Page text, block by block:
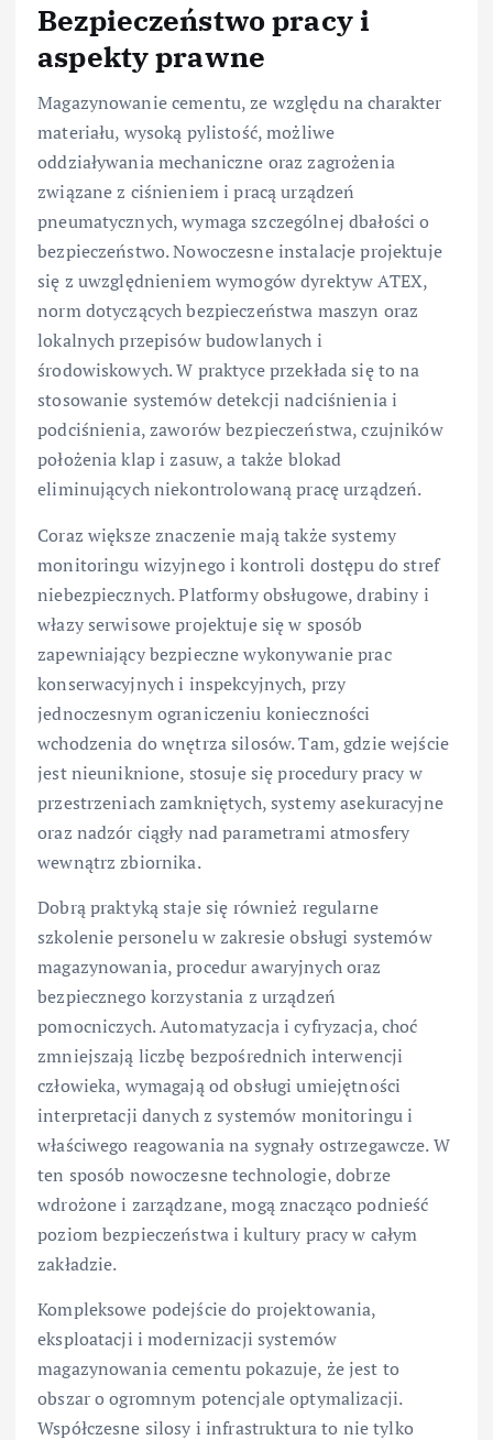
Bezpieczeństwo pracy i
aspekty prawne
Magazynowanie cementu, ze względu na charakter
materiału, wysoką pylistość, możliwe
oddziaływania mechaniczne oraz zagrożenia
związane z ciśnieniem i pracą urządzeń
pneumatycznych, wymaga szczególnej dbałości o
bezpieczeństwo. Nowoczesne instalacje projektuje
się z uwzględnieniem wymogów dyrektyw ATEX,
norm dotyczących bezpieczeństwa maszyn oraz
lokalnych przepisów budowlanych i
środowiskowych. W praktyce przekłada się to na
stosowanie systemów detekcji nadciśnienia i
podciśnienia, zaworów bezpieczeństwa, czujników
położenia klap i zasuw, a także blokad
eliminujących niekontrolowaną pracę urządzeń.
Coraz większe znaczenie mają także systemy
monitoringu wizyjnego i kontroli dostępu do stref
niebezpiecznych. Platformy obsługowe, drabiny i
włazy serwisowe projektuje się w sposób
zapewniający bezpieczne wykonywanie prac
konserwacyjnych i inspekcyjnych, przy
jednoczesnym ograniczeniu konieczności
wchodzenia do wnętrza silosów. Tam, gdzie wejście
jest nieuniknione, stosuje się procedury pracy w
przestrzeniach zamkniętych, systemy asekuracyjne
oraz nadzór ciągły nad parametrami atmosfery
wewnątrz zbiornika.
Dobrą praktyką staje się również regularne
szkolenie personelu w zakresie obsługi systemów
magazynowania, procedur awaryjnych oraz
bezpiecznego korzystania z urządzeń
pomocniczych. Automatyzacja i cyfryzacja, choć
zmniejszają liczbę bezpośrednich interwencji
człowieka, wymagają od obsługi umiejętności
interpretacji danych z systemów monitoringu i
właściwego reagowania na sygnały ostrzegawcze. W
ten sposób nowoczesne technologie, dobrze
wdrożone i zarządzane, mogą znacząco podnieść
poziom bezpieczeństwa i kultury pracy w całym
zakładzie.
Kompleksowe podejście do projektowania,
eksploatacji i modernizacji systemów
magazynowania cementu pokazuje, że jest to
obszar o ogromnym potencjale optymalizacji.
Współczesne silosy i infrastruktura to nie tylko